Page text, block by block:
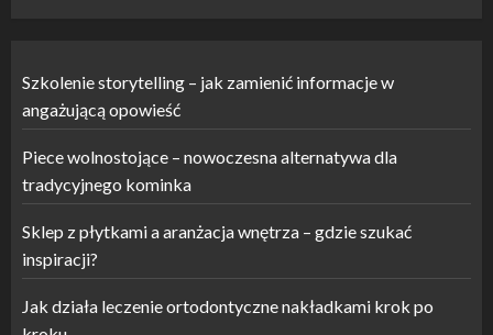
Szkolenie storytelling – jak zamienić informacje w
angażującą opowieść
Piece wolnostojące – nowoczesna alternatywa dla
tradycyjnego kominka
Sklep z płytkami a aranżacja wnętrza – gdzie szukać
inspiracji?
Jak działa leczenie ortodontyczne nakładkami krok po